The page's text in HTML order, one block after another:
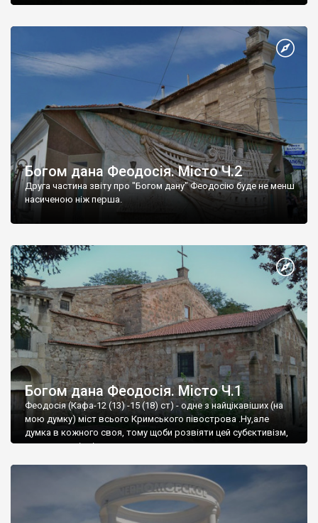
Богом дана Феодосія. Місто Ч.2
Друга частина звіту про "Богом дану" Феодосію буде не менш
насиченою ніж перша.
Богом дана Феодосія. Місто Ч.1
Феодосія (Кафа-12 (13) -15 (18) ст) - одне з найцікавіших (на
мою думку) міст всього Кримського півострова .Ну,але
думка в кожного своя, тому щоби розвіяти цей субєктивізм,
запрошую відвідати це